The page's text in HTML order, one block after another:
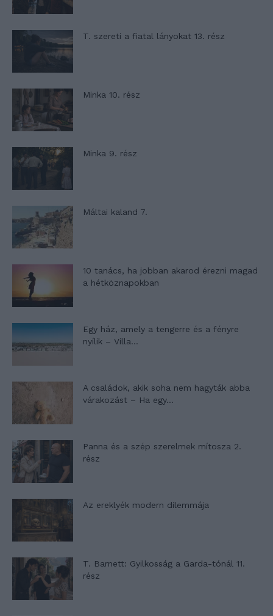
T. szereti a fiatal lányokat 13. rész
Minka 10. rész
Minka 9. rész
Máltai kaland 7.
10 tanács, ha jobban akarod érezni magad
a hétköznapokban
Egy ház, amely a tengerre és a fényre
nyílik – Villa...
A családok, akik soha nem hagyták abba
várakozást – Ha egy...
Panna és a szép szerelmek mítosza 2.
rész
Az ereklyék modern dilemmája
T. Barnett: Gyilkosság a Garda-tónál 11.
rész